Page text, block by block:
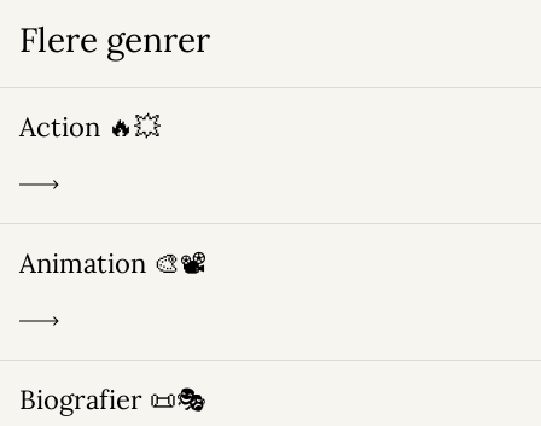
Flere genrer
Action 🔥💥
Animation 🎨📽️
Biografier 📜🎭